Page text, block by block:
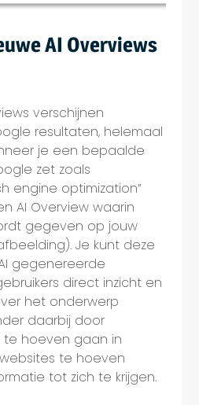
AI Overviews
verschijnen
resultaten, helemaal
je een bepaalde
zet zoals
engine optimization”
AI Overview waarin
gegeven op jouw
Je kunt deze
gegenereerde
direct inzicht en
het onderwerp
daarbij door
te hoeven gaan in
te hoeven
tot zich te krijgen.